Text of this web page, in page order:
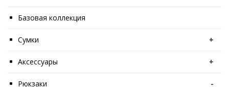
Базовая коллекция
Сумки +
Аксессуары +
Рюкзаки -